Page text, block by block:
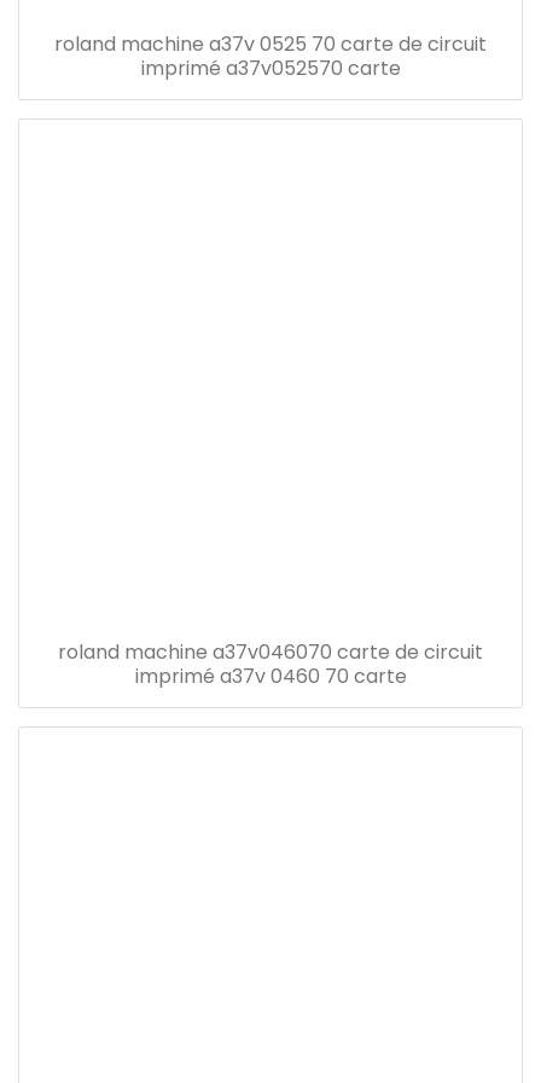
roland machine a37v 0525 70 carte de circuit
imprimé a37v052570 carte
roland machine a37v046070 carte de circuit
imprimé a37v 0460 70 carte